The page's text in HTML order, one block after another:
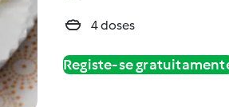
4 doses
Registe-se